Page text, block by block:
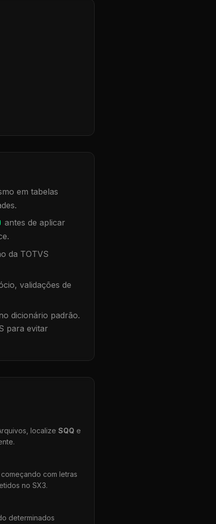
em tabelas
antes de aplicar
da TOTVS
validações de
dicionário padrão.
para evitar
localize SQQ e
com letras
no SX3.
determinados